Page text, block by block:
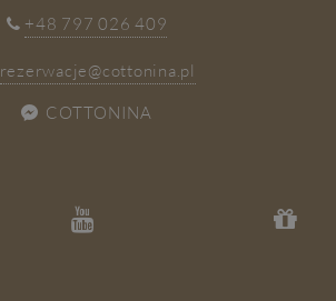
+48 797 026 409
rezerwacje@cottonina.pl
COTTONINA